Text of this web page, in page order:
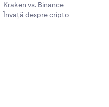
Kraken vs. Binance
Învață despre cripto